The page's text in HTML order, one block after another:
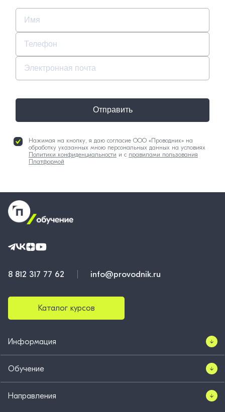
Нажимая на кнопку, я даю согласие ООО «Проводник» на
обработку указанных мною персональных данных на условиях
Политики конфиденциальности и с правилами пользования
Платформой
Отправить
8 812 317 77 62 info@provodnik.ru
Каталог курсов
Информация
Обучение
Направления